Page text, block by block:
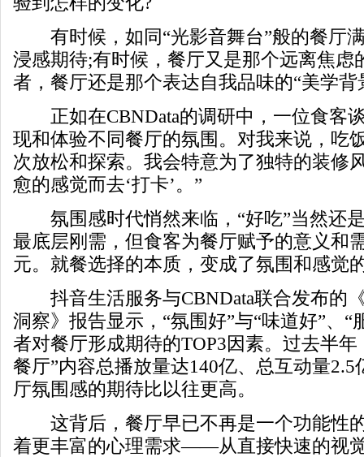
有时候，如同“光影音舞台”般的餐厅
浸感期待;有时候，餐厅又是那个远离焦虑
者，餐厅还是那个表达自我品味的“美学背
正如在CBNData的调研中，一位食客
现和体验不同餐厅的氛围。对我来说，吃
次放松和探索。我会特意为了独特的装修
愈的感觉而去‘打卡’。”
氛围感时代悄然来临，“好吃”当然还
最底层刚需，但食客为餐厅赋予的意义和
元。就餐选择的本质，变成了氛围和感觉
抖音生活服务与CBNData联合发布的
洞察》报告显示，“氛围好”与“味道好”、“
者对餐厅形成期待的TOP3因素。过去半
餐厅”内容总播放量达140亿、总互动量2.5
厅氛围感的期待比以往更高。
这背后，餐厅早已不再是一个功能性
着更丰富的心理需求——从直接快速的视